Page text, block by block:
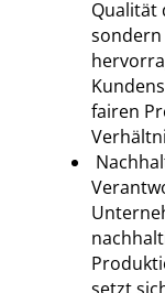
Qualität
sondern
fairen